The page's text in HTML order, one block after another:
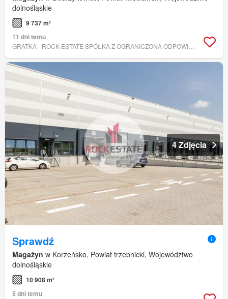
dolnośląskie
9 737 m²
11 dni temu
4 Zdjęcia
Sprawdź
Magażyn w Korzeńsko, Powiat trzebnicki, Województwo
dolnośląskie
10 908 m²
5 dni temu